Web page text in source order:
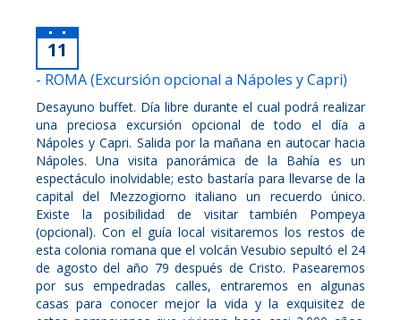
11
- ROMA (Excursión opcional a Nápoles y Capri)
Desayuno buffet. Día libre durante el cual podrá realizar
una preciosa excursión opcional de todo el día a
Nápoles y Capri. Salida por la mañana en autocar hacia
Nápoles. Una visita panorámica de la Bahía es un
espectáculo inolvidable; esto bastaría para llevarse de la
capital del Mezzogiorno italiano un recuerdo único.
Existe la posibilidad de visitar también Pompeya
(opcional). Con el guía local visitaremos los restos de
esta colonia romana que el volcán Vesubio sepultó el 24
de agosto del año 79 después de Cristo. Pasearemos
por sus empedradas calles, entraremos en algunas
casas para conocer mejor la vida y la exquisitez de